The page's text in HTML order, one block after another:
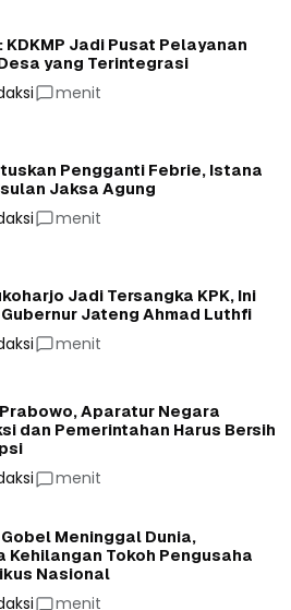
KDKMP Jadi Pusat Pelayanan
yang Terintegrasi
menit
Pengganti Febrie, Istana
Jaksa Agung
menit
Jadi Tersangka KPK, Ini
Jateng Ahmad Luthfi
menit
Aparatur Negara
dan Pemerintahan Harus Bersih
menit
Meninggal Dunia,
Kehilangan Tokoh Pengusaha
Nasional
menit